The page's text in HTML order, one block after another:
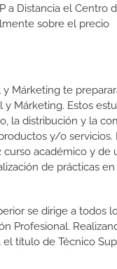
a Distancia el Centro
sobre el precio
y Márketing te
y Márketing. Estos
la distribución y la
y/o
académico y
de prácticas
se dirige a
Profesional.
título de Técnico